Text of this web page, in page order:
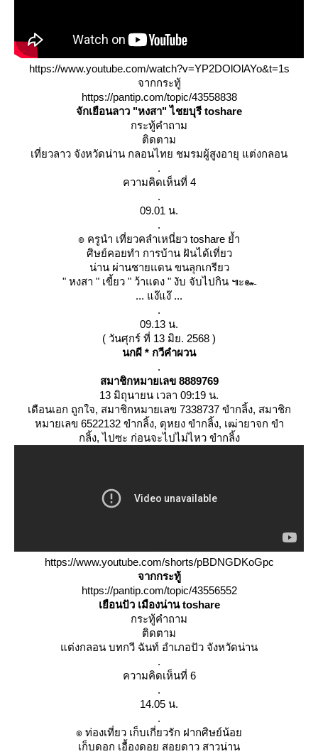
https://www.youtube.com/watch?v=YP2DOlOlAYo&t=1s
จากกระทู้
https://pantip.com/topic/43558838
จักเยือนลาว "หงสา" ไชยบุรี toshare
กระทู้คำถาม
ติดตาม
เที่ยวลาว จังหวัดน่าน กลอนไทย ชมรมผู้สูงอายุ แต่งกลอน
.
ความคิดเห็นที่ 4
.
09.01 น.
.
๏ ครูนำ เที่ยวคลำเหนี่ยว toshare ย้ำ
ศิษย์คอยทำ การบ้าน ฝันได้เที่ยว
น่าน ผ่านชายแดน ขนลุกเกรียว
" หงสา " เขี้ยว " ว้าแดง " งับ จับไปกิน ๚ะ๛
... แง๊แง๊ ...
.
09.13 น.
( วันศุกร์ ที่ 13 มิย. 2568 )
นกผี * กวีคำผวน
.
สมาชิกหมายเลข 8889769
13 มิถุนายน เวลา 09:19 น.
เดือนเอก ถูกใจ, สมาชิกหมายเลข 7338737 ขำกลิ้ง, สมาชิก
หมายเลข 6522132 ขำกลิ้ง, ดุหยง ขำกลิ้ง, เฒ่ายาจก ขำ
กลิ้ง, ไปซะ ก่อนจะไปไม่ไหว ขำกลิ้ง
https://www.youtube.com/shorts/pBDNGDKoGpc
จากกระทู้
https://pantip.com/topic/43556552
เยือนปัว เมืองน่าน toshare
กระทู้คำถาม
ติดตาม
ต่งกลอน บทกวี ฉันท์ อำเภอปัว จังหวัดน่าน
.
ความคิดเห็นที่ 6
.
14.05 น.
.
๏ ท่องเที่ยว เก็บเกี่ยวรัก ฝากศิษย์น้อ
เก็บดอก เอื้องดอย สอยดาว สาวน่าน